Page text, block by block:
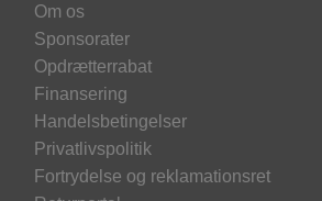
Om os
Sponsorater
Opdrætterrabat
Finansering
Handelsbetingelser
Privatlivspolitik
Fortrydelse og reklamationsret